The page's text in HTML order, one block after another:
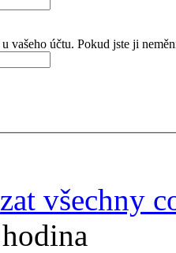
vašeho účtu. Pokud jste ji
všechny